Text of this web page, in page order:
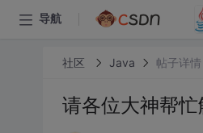
导航
社区 Java 帖子详情
请各位大神帮忙